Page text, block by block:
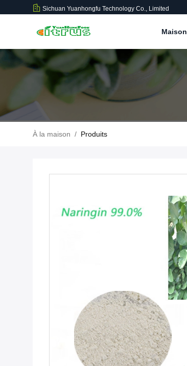
Sichuan Yuanhongfu Technology Co., Limited
Maison
À la maison / Produits